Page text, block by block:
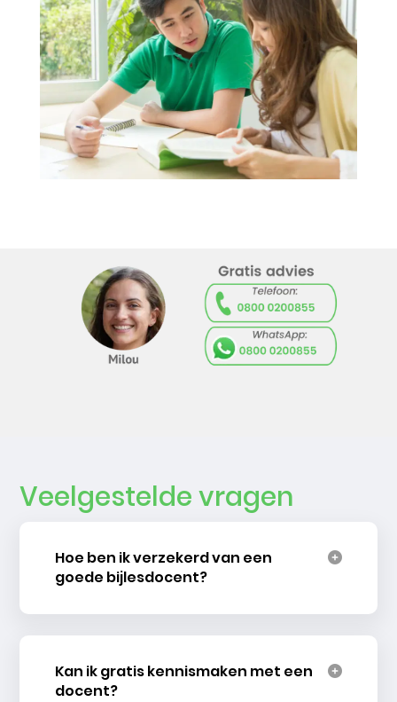
Veelgestelde vragen
Hoe ben ik verzekerd van een
goede bijlesdocent?
Kan ik gratis kennismaken met een
docent?